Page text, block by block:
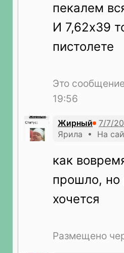
пекалем
И 7,62х39
пистолете
Это
19:56
Жирный
Ярила • На
как
прошло, но
хочется
Размещено